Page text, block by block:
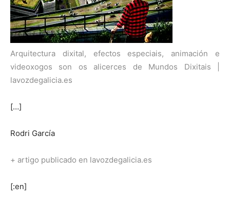
Arquitectura dixital, efectos especiais, animación e
videoxogos son os alicerces de Mundos Dixitais |
lavozdegalicia.es
[…]
Rodri García
+ artigo publicado en lavozdegalicia.es
[:en]